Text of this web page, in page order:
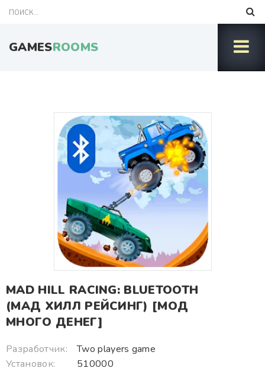
GAMESROOMS
MAD HILL RACING: BLUETOOTH
(МАД ХИЛЛ РЕЙСИНГ) [МОД
МНОГО ДЕНЕГ]
Разработчик:
Two players game
Установок:
510000